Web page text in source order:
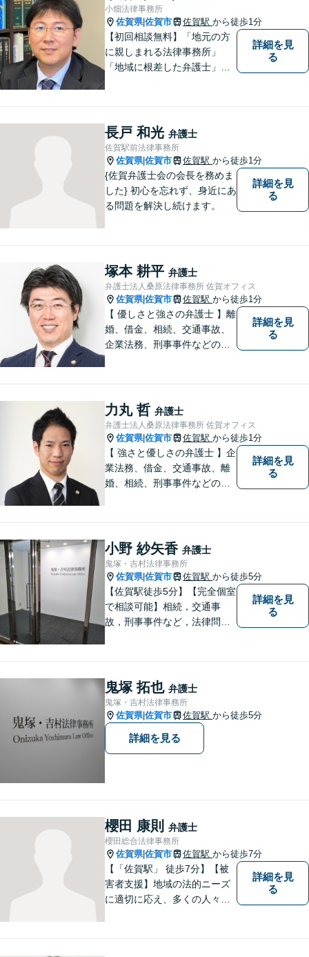
小畑法律事務所
佐賀県|佐賀市 佐賀駅 から徒歩1分
【初回相談無料】「地元の方
に親しまれる法律事務所」
「地域に根差した弁護士」を
など幅広く対応しております
ので、まずはお気軽にご相談
下さい。【JR佐賀駅1分】
【子連れ相談可】
詳細を見
る
長戸 和光 弁護士
佐賀駅前法律事務所
佐賀県|佐賀市 佐賀駅 から徒歩1分
{佐賀弁護士会の会長を務めま
した} 初心を忘れず、身近にあ
る問題を解決し続けます。
詳細を見
る
塚本 耕平 弁護士
弁護士法人桑原法律事務所 佐賀オフィス
佐賀県|佐賀市 佐賀駅 から徒歩1分
【 優しさと強さの弁護士 】離
婚、借金、相続、交通事故、
企業法務、刑事事件などのご
なリーガルサービスを提供い
たします。
詳細を見
る
力丸 哲 弁護士
弁護士法人桑原法律事務所 佐賀オフィス
佐賀県|佐賀市 佐賀駅 から徒歩1分
【 強さと優しさの弁護士 】企
業法務、借金、交通事故、離
婚、相続、刑事事件などのご
なリーガルサービスを提供い
たします。
詳細を見
る
小野 紗矢香 弁護士
鬼塚・吉村法律事務所
佐賀県|佐賀市 佐賀駅 から徒歩5分
【佐賀駅徒歩5分】【完全個室
で相談可能】相続，交通事
故，刑事事件など，法律問題
お持ち帰りいただけるよう，
全力を尽くします。
詳細を見
る
鬼塚 拓也 弁護士
鬼塚・吉村法律事務所
佐賀県|佐賀市 佐賀駅 から徒歩5分
詳細を見る
櫻田 康則 弁護士
櫻田総合法律事務所
佐賀県|佐賀市 佐賀駅 から徒歩7分
【「佐賀駅」 徒歩7分】【被
害者支援】地域の法的ニーズ
に適切に応え、多くの人々の
詳細を見
る